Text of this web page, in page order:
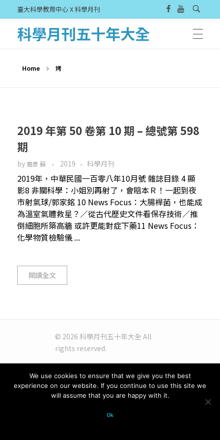
臺大科學教育中心 X 科學月刊
科學月刊五十年大全
Home 烤
2019 年第 50 卷第 10 期 – 總號第 598
期
by 裔彥 蘇 2019 科學月刊
2019年，中華民國一百零八年10月號 雜誌目錄 4 顯
影8 非關科學：小姐別再射了，會賠本Ｒ！一起到夜
市射氣球/郭家銘 10 News Focus：大腸桿菌，也能成
為溫室氣體救星？／從古代歷史文件看保存技術／推
倒細胞所築高牆 或許更能對症下藥11 News Focus：
化學物質檢驗儀 ...
閱讀全文
© 2026 科學月刊五十年大全 All
rights reserved.
We use cookies to ensure that we give you the best
experience on our website. If you continue to use this site we
will assume that you are happy with it.
Ok